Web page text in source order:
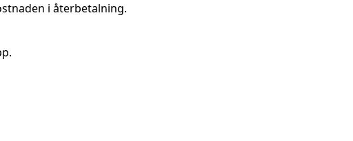
i återbetalning.